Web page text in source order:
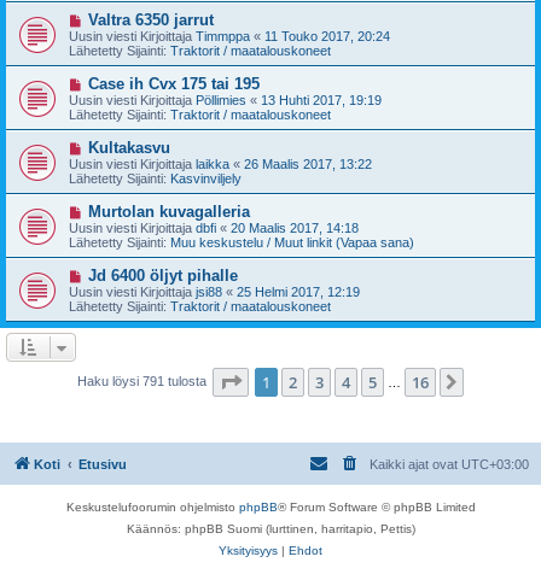
v
e
s
t
U
u
s
i
e
s
t
Valtra 6350 jarrut
Uusin viesti Kirjoittaja Timmppa « 11 Touko 2017, 20:24
Lähetetty Sijainti: Traktorit / maatalouskoneet
U
u
s
i
v
e
s
t
Case ih Cvx 175 tai 195
Uusin viesti Kirjoittaja Pöllimies « 13 Huhti 2017, 19:19
Lähetetty Sijainti: Traktorit / maatalouskoneet
U
u
s
i
v
e
s
t
Kultakasvu
Uusin viesti Kirjoittaja laikka « 26 Maalis 2017, 13:22
Lähetetty Sijainti: Kasvinviljely
U
u
s
i
e
s
t
Murtolan kuvagalleria
Uusin viesti Kirjoittaja dbfi « 20 Maalis 2017, 14:18
Lähetetty Sijainti: Muu keskustelu / Muut linkit (Vapaa sana)
U
u
s
i
v
s
t
Jd 6400 öljyt pihalle
Uusin viesti Kirjoittaja jsi88 « 25 Helmi 2017, 12:19
Lähetetty Sijainti: Traktorit / maatalouskoneet
Haku löysi 791 tulosta Sivu /16
1 2 3 4 5 16
Koti Etusivu Kaikki ajat ovat UTC+03:00
Keskustelufoorumin ohjelmisto phpBB® Forum Software © phpBB Limited
Käännös: phpBB Suomi (lurttinen, harritapio, Pettis)
Yksityisyys | Ehdot